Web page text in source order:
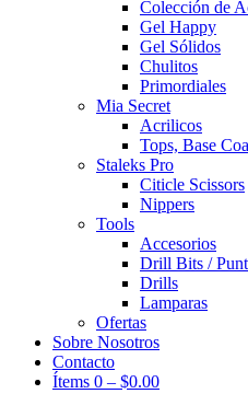
Colección de
Gel Happy
Gel Sólidos
Chulitos
Primordiales
Mia Secret
Acrilicos
Tops, Base
Staleks Pro
Citicle Scissors
Nippers
Tools
Accesorios
Drill Bits /
Drills
Lamparas
Ofertas
Sobre Nosotros
Contacto
Ítems 0 – $0.00